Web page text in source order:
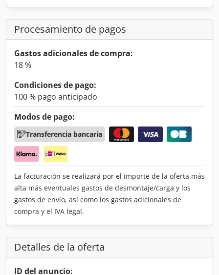
Procesamiento de pagos
Gastos adicionales de compra:
18 %
Condiciones de pago:
100 % pago anticipado
Modos de pago:
Transferencia bancaria
La facturación se realizará por el importe de la oferta más
alta más eventuales gastos de desmontaje/carga y los
gastos de envío, así como los gastos adicionales de
compra y el IVA legal.
Detalles de la oferta
ID del anuncio: